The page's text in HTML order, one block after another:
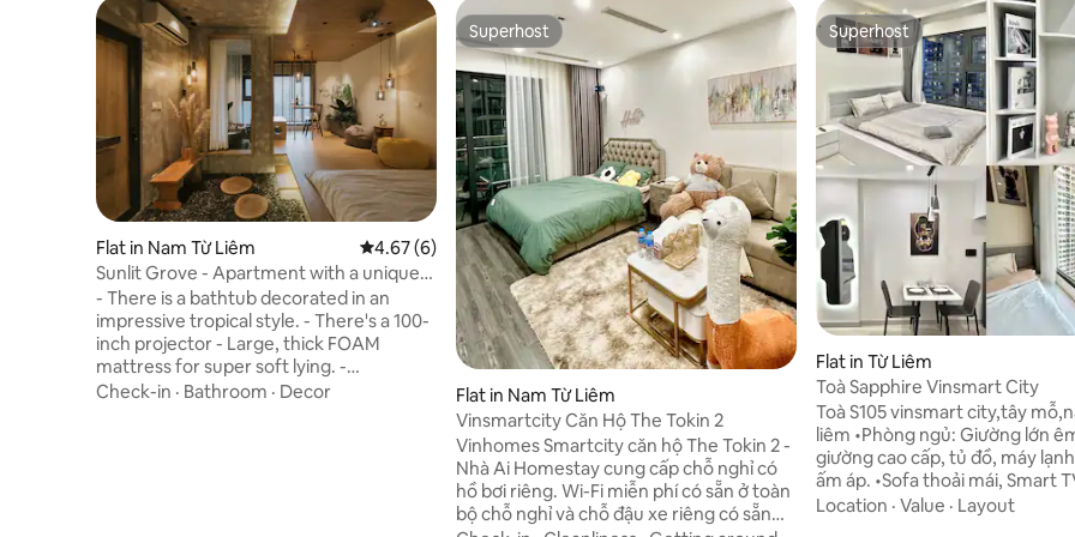
Flat in Nam Từ Liêm 4.67 out of 5 average rating, 6 reviews
4.67 (6)
Sunlit Grove - Apartment with a unique
bathtub
- There is a bathtub decorated in an
impressive tropical style. - There's a 100-
inch projector - Large, thick FOAM
mattress for super soft lying. -
Meticulous decoration in every little
Check-in · Bathroom · Decor
Superhost
Superhost
Flat in Nam Từ Liêm
Vinsmartcity Căn Hộ The Tokin 2
Vinhomes Smartcity căn hộ The Tokin 2 -
Nhà Ai Homestay cung cấp chỗ nghỉ có
hồ bơi riêng. Wi-Fi miễn phí có sẵn ở toàn
bộ chỗ nghỉ và chỗ đậu xe riêng có sẵn
Superhost
Superhost
Flat in Từ Liêm
Toà Sapphire Vinsmart City
Toà S105 vinsmart city,tây
liêm •Phòng ngủ: Giường lớn êm ái, drap
giường cao cấp, tủ đồ, máy
ấm áp. •Sofa thoải mái, Smart TV,
Netflix/Youtube, Wi-Fi tốc độ cao. •
Location · Value · Layout